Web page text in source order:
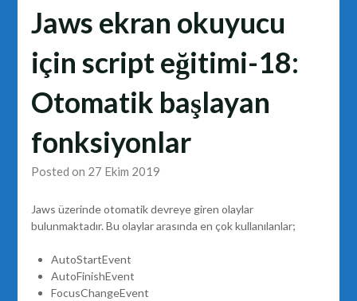
Jaws ekran okuyucu
için script eğitimi-18:
Otomatik başlayan
fonksiyonlar
Posted on 27 Ekim 2019
Jaws üzerinde otomatik devreye giren olaylar
bulunmaktadır. Bu olaylar arasında en çok kullanılanlar;
AutoStartEvent
AutoFinishEvent
FocusChangeEvent